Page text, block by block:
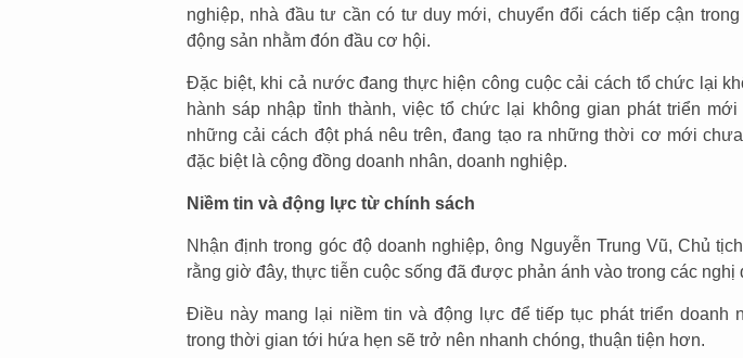
nghiệp, nhà đầu tư cần có tư duy mới, chuyển đổi cách tiếp cận
động sản nhằm đón đầu cơ hội.
Đặc biệt, khi cả nước đang thực hiện công cuộc cải cách tổ chức lại
hành sáp nhập tỉnh thành, việc tổ chức lại không gian phát triển
những cải cách đột phá nêu trên, đang tạo ra những thời cơ mới
đặc biệt là cộng đồng doanh nhân, doanh nghiệp.
Niềm tin và động lực từ chính sách
Nhận định trong góc độ doanh nghiệp, ông Nguyễn Trung Vũ, Chủ
rằng giờ đây, thực tiễn cuộc sống đã được phản ánh vào trong các nghị
Điều này mang lại niềm tin và động lực để tiếp tục phát triển doanh
trong thời gian tới hứa hẹn sẽ trở nên nhanh chóng, thuận tiện hơn.